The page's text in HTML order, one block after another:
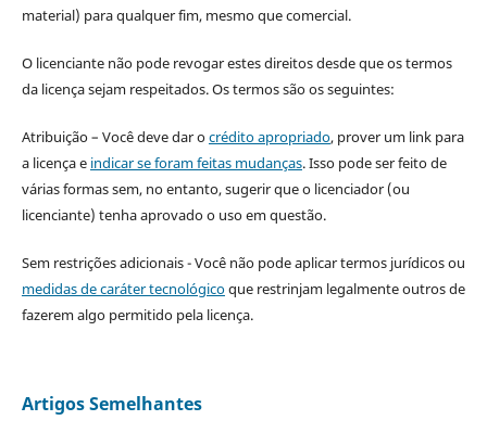
material) para qualquer fim, mesmo que comercial.
O licenciante não pode revogar estes direitos desde que os termos
da licença sejam respeitados. Os termos são os seguintes:
Atribuição – Você deve dar ocrédito apropriado, prover um link para
a licença e indicar se foram feitas mudanças. Isso pode ser feito de
várias formas sem, no entanto, sugerir que o licenciador (ou
licenciante) tenha aprovado o uso em questão.
Sem restrições adicionais - Você não pode aplicar termos jurídicos ou
medidas de caráter tecnológicoque restrinjam legalmente outros de
fazerem algo permitido pela licença.
Artigos Semelhantes